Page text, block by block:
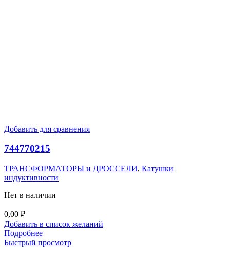
Добавить для сравнения
744770215
ТРАНСФОРМАТОРЫ и ДРОССЕЛИ, Катушки
индуктивности
Нет в наличии
0,00 ₽
Добавить в список желаний
Подробнее
Быстрый просмотр